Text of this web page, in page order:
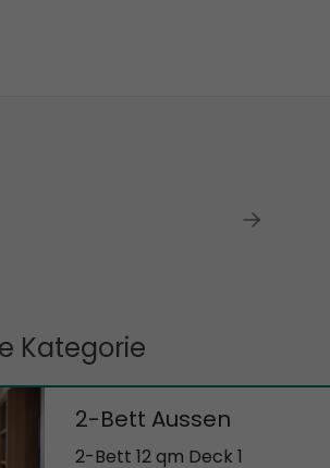
Kategorie
2-Bett Aussen
2-Bett 12 qm Deck 1